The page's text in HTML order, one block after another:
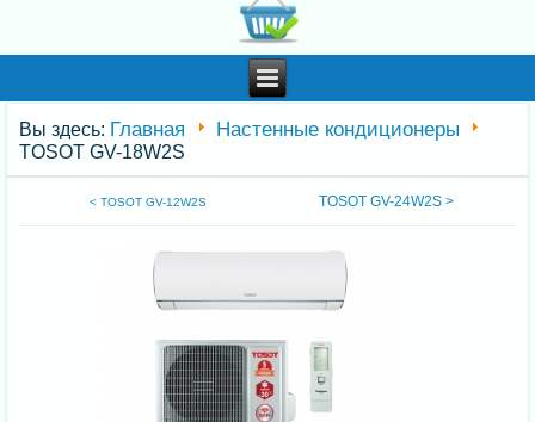
Вы здесь: Главная Настенные кондиционеры
TOSOT GV-18W2S
< TOSOT GV-12W2S TOSOT GV-24W2S >